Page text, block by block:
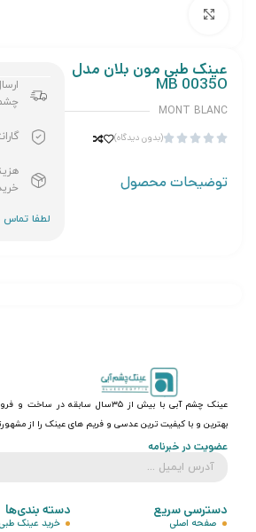
عینک طبی مون بلان مدل
MB 0035O
MONT BLANC




(بدون دیدگاه)
توضیحات محصول
عینک چشم آبی با بیش از ۳۵سال
بهترین و با کیفیت ترین عدسی و فریم های عینک را از
عضویت در خبرنامه
دسترسی سریع
صفحه اصلی
دسته بندی‌ها
خرید عینک طبی